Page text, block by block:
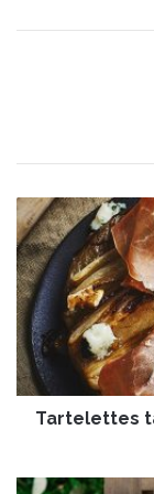
T
a
r
t
e
l
e
t
t
a
Tartelettes
B